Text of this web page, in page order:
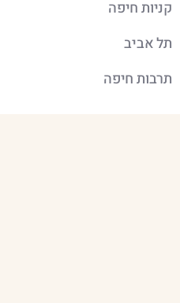
קניות חיפה
תל אביב
תרבות חיפה